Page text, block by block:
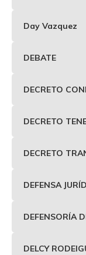
Day Vazquez
DEBATE
DECRETO
DECRETO
DECRETO
DEFENSA
DEFENSORÍA
DELCY